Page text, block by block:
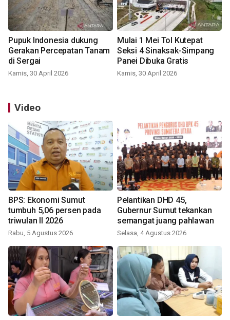
Pupuk Indonesia dukung
Gerakan Percepatan Tanam
di Sergai
Kamis, 30 April 2026
Mulai 1 Mei Tol Kutepat
Seksi 4 Sinaksak-Simpang
Panei Dibuka Gratis
Kamis, 30 April 2026
Video
BPS: Ekonomi Sumut
tumbuh 5,06 persen pada
triwulan II 2026
Rabu, 5 Agustus 2026
Pelantikan DHD 45,
Gubernur Sumut tekankan
semangat juang pahlawan
Selasa, 4 Agustus 2026